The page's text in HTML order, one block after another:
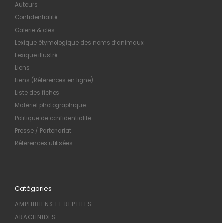
Auteurs
Confidentialité
Galerie & clés
Lexique étymologique des noms d’animaux
Lexique illustré
Liens
Liens (Références en ligne)
Liste des fiches
Matériel photographique
Politique de confidentialité
Presse / Partenariat
Références utilisées
Catégories
AMPHIBIENS ET REPTILES
ARACHNIDES